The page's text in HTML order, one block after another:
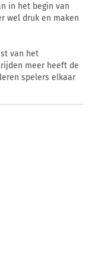
in het begin van
wel druk en maken
van het
meer heeft de
spelers elkaar